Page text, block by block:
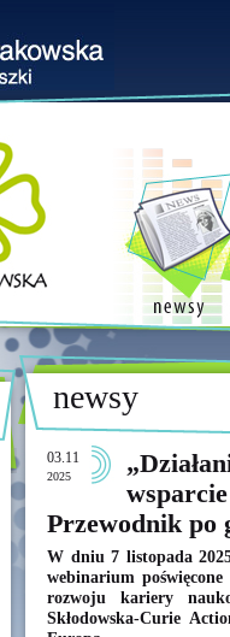
newsy
03.11
2025
Przewodnik po
W dniu 7 listopada
webinarium
rozwoju kariery
Skłodowska-Curie